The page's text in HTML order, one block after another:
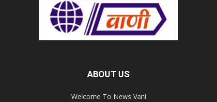
ABOUT US
Welcome To News Vani